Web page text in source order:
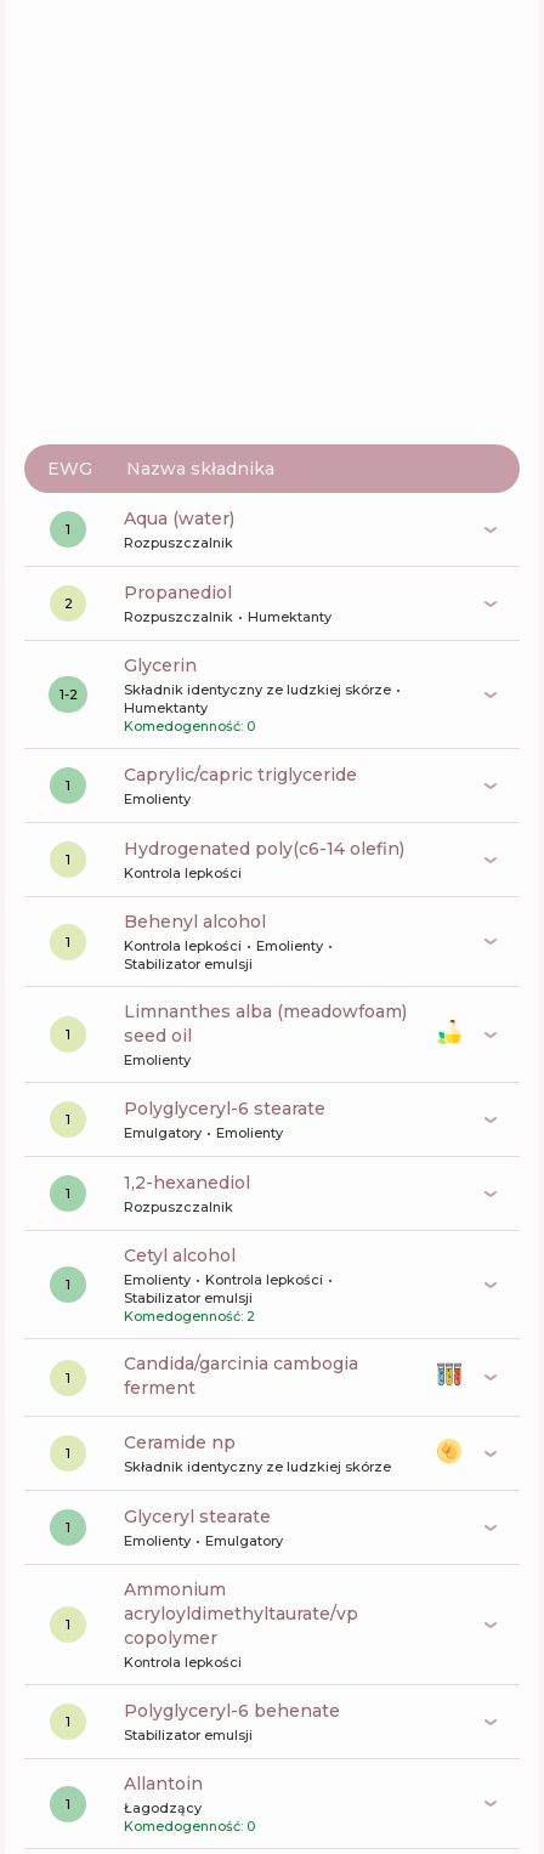
EWG Nazwa składnika
1 aqua (water)
Rozpuszczalnik
2 propanediol
Rozpuszczalnik Humektanty
1-2
glycerin
Składnik identyczny ze ludzkiej skórze
Humektanty
Komedogenność: 0
1 caprylic/capric triglyceride
Emolienty
1 hydrogenated poly(c6-14 olefin)
Kontrola lepkości
1
behenyl alcohol
Kontrola lepkości
Emolienty
Stabilizator emulsji
1
limnanthes alba (meadowfoam)
seed oil
Emolienty
1 polyglyceryl-6 stearate
Emulgatory Emolienty
1 1,2-hexanediol
Rozpuszczalnik
1
cetyl alcohol
Emolienty
Kontrola lepkości
Stabilizator emulsji
Komedogenność: 2
1
candida/garcinia cambogia
ferment
1 ceramide np
Składnik identyczny ze ludzkiej skórze
1 glyceryl stearate
Emolienty Emulgatory
1
ammonium
acryloyldimethyltaurate/vp
copolymer
Kontrola lepkości
1 polyglyceryl-6 behenate
Stabilizator emulsji
1
allantoin
Łagodzący
Komedogenność: 0